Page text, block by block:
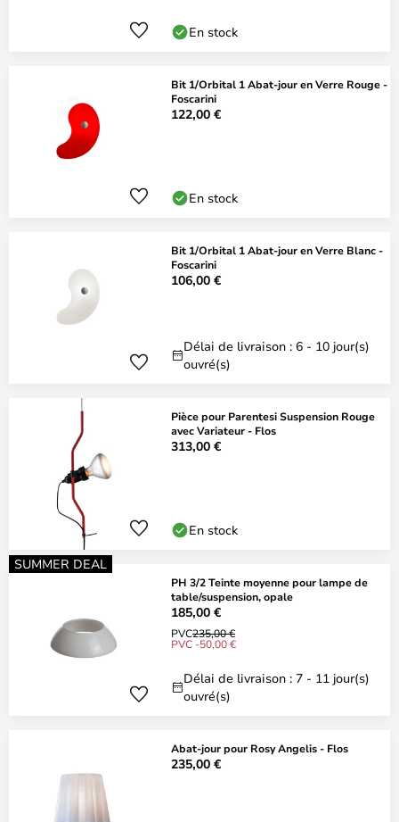
En stock
Bit 1/Orbital 1 Abat-jour en Verre Rouge -
Foscarini
122,00 €
En stock
Bit 1/Orbital 1 Abat-jour en Verre Blanc -
Foscarini
106,00 €
Délai de livraison : 6 - 10 jour(s)
ouvré(s)
Pièce pour Parentesi Suspension Rouge
avec Variateur - Flos
313,00 €
En stock
SUMMER DEAL
PH 3/2 Teinte moyenne pour lampe de
table/suspension, opale
185,00 €
PVC235,00 €
PVC -50,00 €
Délai de livraison : 7 - 11 jour(s)
ouvré(s)
Abat-jour pour Rosy Angelis - Flos
235,00 €